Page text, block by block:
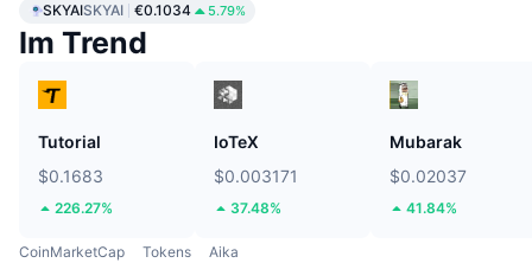
SKYAISKYAI €0.1034 5.79%
Im Trend
Tutorial
$0.1683
226.27%
IoTeX
$0.003171
37.48%
Mubarak
$0.02037
41.84%
CoinMarketCap Tokens Aika